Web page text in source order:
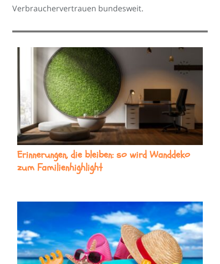
Verbrauchervertrauen bundesweit.
Erinnerungen, die bleiben: so wird Wanddeko
zum Familienhighlight